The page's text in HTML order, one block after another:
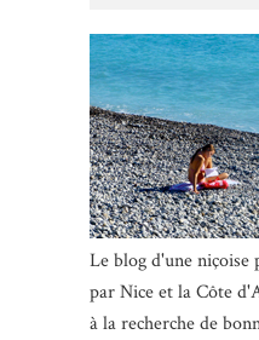
Le blog d'une niçoise
par Nice et la Côte
à la recherche de